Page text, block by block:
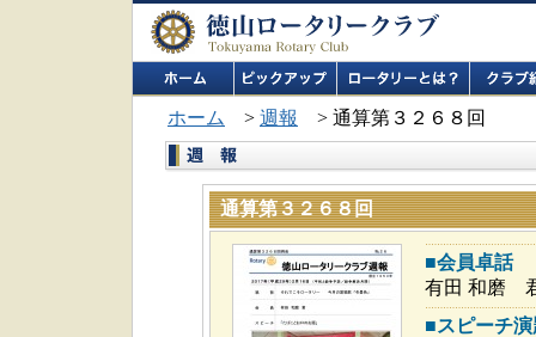
ホーム > 週報 > 通算第３２６８回
通算第３２６８回
■会員卓話
有田 和磨
■スピーチ演